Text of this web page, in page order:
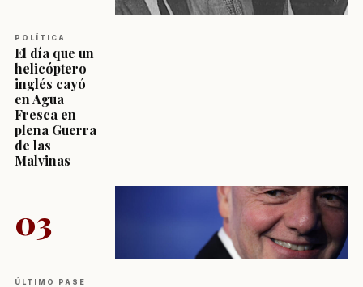
POLÍTICA
El día que un
helicóptero
inglés cayó
en Agua
Fresca en
plena Guerra
de las
Malvinas
03
ÚLTIMO PASE